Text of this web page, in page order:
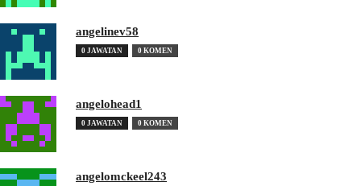
angelinev58
0 JAWATAN 0 KOMEN
angelohead1
0 JAWATAN 0 KOMEN
angelomckeel243